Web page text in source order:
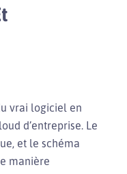
vrai logiciel en
d’entreprise. Le
et le schéma
manière